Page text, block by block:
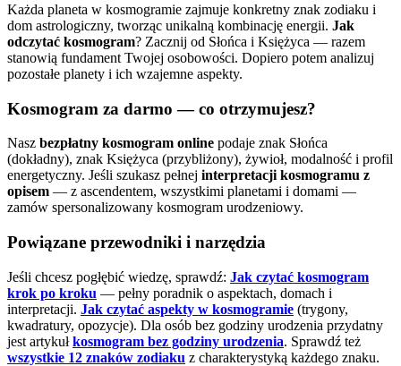
Każda planeta w kosmogramie zajmuje konkretny znak zodiaku i
dom astrologiczny, tworząc unikalną kombinację energii. Jak
odczytać kosmogram? Zacznij od Słońca i Księżyca — razem
stanowią fundament Twojej osobowości. Dopiero potem analizuj
pozostałe planety i ich wzajemne aspekty.
Kosmogram za darmo — co otrzymujesz?
Nasz bezpłatny kosmogram online podaje znak Słońca
(dokładny), znak Księżyca (przybliżony), żywioł, modalność i profil
energetyczny. Jeśli szukasz pełnej interpretacji kosmogramu z
opisem — z ascendentem, wszystkimi planetami i domami —
zamów spersonalizowany kosmogram urodzeniowy.
Powiązane przewodniki i narzędzia
Jeśli chcesz pogłębić wiedzę, sprawdź: Jak czytać kosmogram
krok po kroku — pełny poradnik o aspektach, domach i
interpretacji. Jak czytać aspekty w kosmogramie (trygony,
kwadratury, opozycje). Dla osób bez godziny urodzenia przydatny
jest artykuł kosmogram bez godziny urodzenia. Sprawdź też
wszystkie 12 znaków zodiaku z charakterystyką każdego znaku.